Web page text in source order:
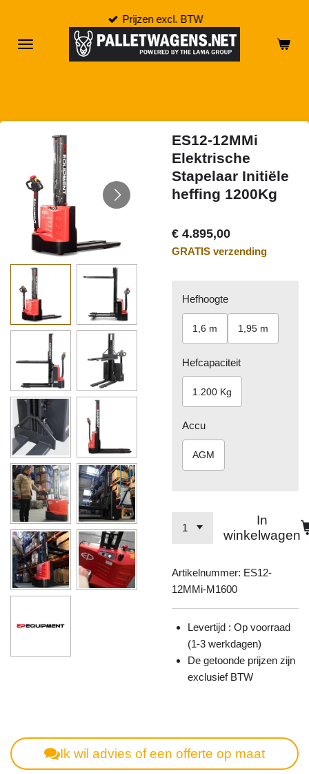
naar
Prijzen excl. BTW
ES12-12MMi
Elektrische
Stapelaar Initiële
heffing 1200Kg
€ 4.895,00
GRATIS verzending
Hefhoogte
1,6 m 1,95 m
Hefcapaciteit
1.200 Kg
Accu
AGM
In
winkelwagen
Artikelnummer: ES12-
12MMi-M1600
Levertijd : Op voorraad
(1-3 werkdagen)
De getoonde prijzen zijn
exclusief BTW
Ik wil advies of een offerte op maat